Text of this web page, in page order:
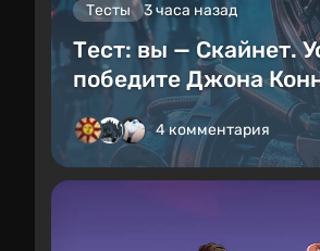
Тесты 3 часа назад
Тест: вы — Скайнет.
победите Джона
4 комментария